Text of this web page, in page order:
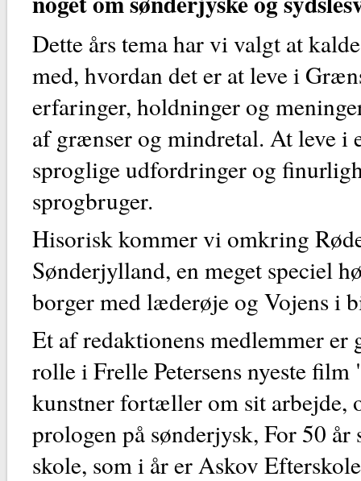
Dette års tema har vi valgt at
med, hvordan det er at leve i
erfaringer, holdninger og
af grænser og mindretal. At leve i
sproglige udfordringer og
sprogbruger.
Hisorisk kommer vi omkring
Sønderjylland, en meget speciel
borger med læderøje og Vojens i
Et af redaktionens medlemmer er
rolle i Frelle Petersens nyeste
kunstner fortæller om sit arbejde,
prologen på sønderjysk, For 50
skole, som i år er Askov